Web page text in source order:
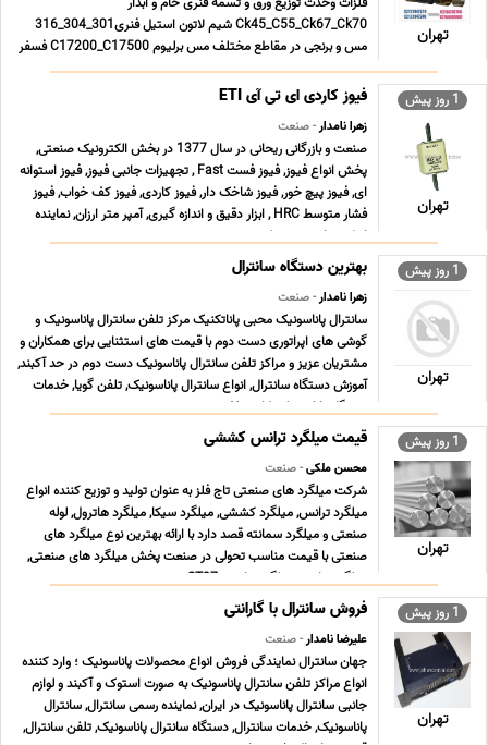
تهران
Ck45_C55_Ck67_Ck70 شیم لاتون استیل فنری301_304_316
مس و برنجی در مقاطع مختلف مس برلیوم C17200_C17500 فسفر
برنز Cusn6_Cusn8 آلومینیوم معمولی و آلیاژی
1 روز پیش
تهران
فیوز کاردی ای تی آی ETI
زهرا نامدار- صنعت
صنعت و بازرگانی ریحانی در سال 1377 در بخش الکترونیک صنعتی,
پخش انواع فیوز, فیوز فست Fast , تجهیزات جانبی فیوز, فیوز استوانه
ای, فیوز پیچ خور, فیوز شاخک دار, فیوز کاردی, فیوز کف خواب, فیوز
فشار متوسط HRC , ابزار دقیق و اندازه گیری, آمپر متر ارزان, نماینده
اینکودر, اینورتر, ‎پروژکت ... ...
1 روز پیش
تهران
بهترین دستگاه سانترال
زهرا نامدار- صنعت
سانترال پاناسونیک محبی پاناتکنیک مرکز تلفن سانترال پاناسونیک و
گوشی های اپراتوری دست دوم با قیمت های استثنایی برای همکاران و
مشتریان عزیز و مراکز تلفن سانترال پاناسونیک دست دوم در حد آکبند,
آموزش دستگاه سانترال, انواع سانترال پاناسونیک, تلفن گویا, خدمات
دستگاه پاناسونیک, کارت تلف ... ...
1 روز پیش
تهران
قیمت میلگرد ترانس کششی
محسن ملکی- صنعت
شرکت میلگرد های صنعتی تاج فلز به عنوان تولید و توزیع کننده انواع
میلگرد ترانس, میلگرد کششی, میلگرد سیکا, میلگرد هاترول, لوله
صنعتی و میلگرد سمانته قصد دارد با ارائه بهترین نوع میلگرد های
صنعتی با قیمت مناسب تحولی در صنعت پخش میلگرد های صنعتی,
میلگرد ترانس, میلگرد ترانسی ST37 , می ... ...
1 روز پیش
تهران
فروش سانترال با گارانتی
علیرضا نامدار- صنعت
جهان سانترال نمایندگی فروش انواع محصولات پاناسونیک ؛ وارد کننده
انواع مراکز تلفن سانترال پاناسونیک به صورت استوک و آکبند و لوازم
جانبی سانترال پاناسونیک در ایران, نماینده رسمی سانترال, سانترال
پاناسونیک, خدمات سانترال, دستگاه سانترال پاناسونیک, تلفن سانترال,